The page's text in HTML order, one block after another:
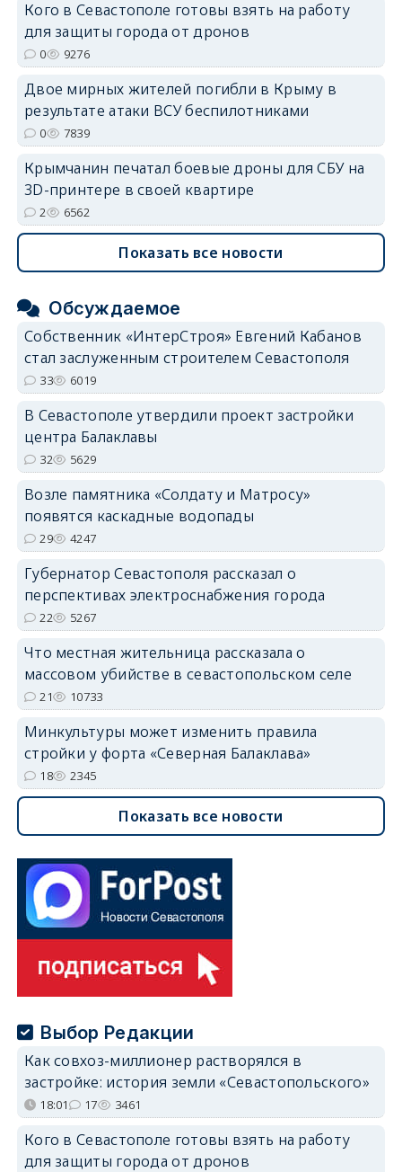
Кого в Севастополе готовы взять на работу
для защиты города от дронов
0 9276
Двое мирных жителей погибли в Крыму в
результате атаки ВСУ беспилотниками
0 7839
Крымчанин печатал боевые дроны для СБУ на
3D-принтере в своей квартире
2 6562
Показать все новости
Обсуждаемое
Собственник «ИнтерСтроя» Евгений Кабанов
стал заслуженным строителем Севастополя
33 6019
В Севастополе утвердили проект застройки
центра Балаклавы
32 5629
Возле памятника «Солдату и Матросу»
появятся каскадные водопады
29 4247
Губернатор Севастополя рассказал о
перспективах электроснабжения города
22 5267
Что местная жительница рассказала о
массовом убийстве в севастопольском селе
21 10733
Минкультуры может изменить правила
стройки у форта «Северная Балаклава»
18 2345
Показать все новости
Выбор Редакции
Как совхоз-миллионер растворялся в
застройке: история земли «Севастопольского»
18:01 17 3461
Кого в Севастополе готовы взять на работу
для защиты города от дронов